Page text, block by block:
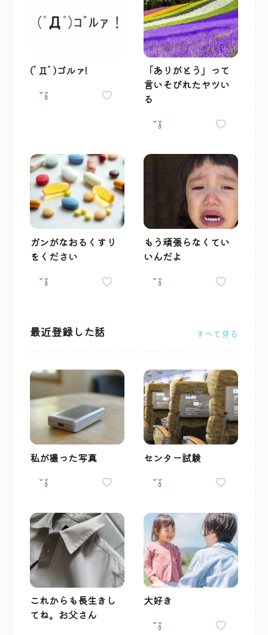
(ﾟДﾟ)ゴルァ!
「ありがとう」って
言いそびれたヤツい
る
ガンがなおるくすり
をください
もう頑張らなくてい
いんだよ
最近登録した話 すべて見る
私が撮った写真 センター試験
これからも長生きし
てね。お父さん
大好き